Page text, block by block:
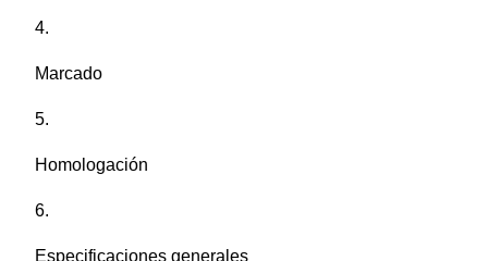
4.
Marcado
5.
Homologación
6.
Especificaciones generales